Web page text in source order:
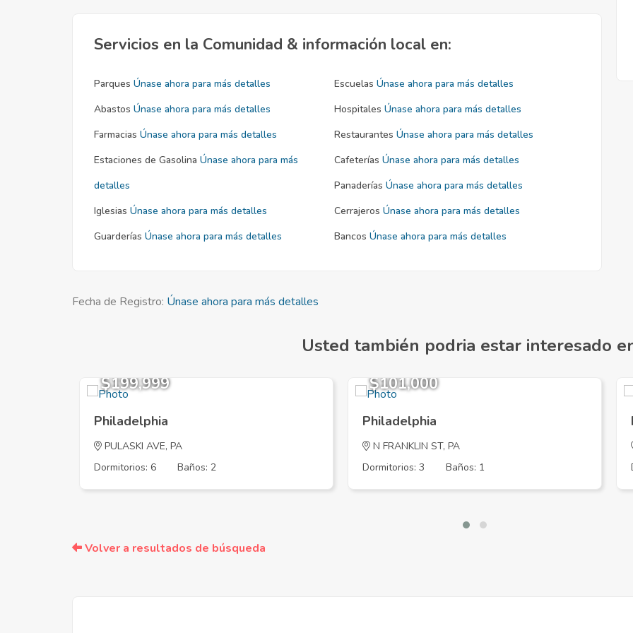
Servicios en la Comunidad & información local en:
Parques Únase ahora para más detalles Escuelas Únase ahora para más detalles
Abastos Únase ahora para más detalles Hospitales Únase ahora para más detalles
Farmacias Únase ahora para más detalles Restaurantes Únase ahora para más detalles
Estaciones de Gasolina Únase ahora para más
detalles
Cafeterías Únase ahora para más detalles
Panaderías Únase ahora para más detalles
Iglesias Únase ahora para más detalles Cerrajeros Únase ahora para más detalles
Guarderías Únase ahora para más detalles Bancos Únase ahora para más detalles
Fecha de Registro: Únase ahora para más detalles
Usted también podria estar interesado
$199,999
Philadelphia
PULASKI AVE, PA
Dormitorios: 6
Baños: 2
$101,000
Philadelphia
N FRANKLIN ST, PA
Dormitorios: 3
Baños: 1
Volver a resultados de búsqueda